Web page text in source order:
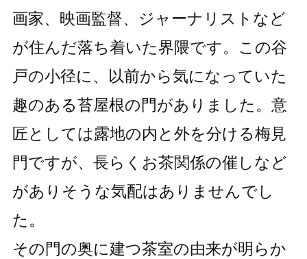
画家、映画監督、ジャーナリストなど
が住んだ落ち着いた界隈です。この谷
戸の小径に、以前から気になっていた
趣のある苔屋根の門がありました。意
匠としては露地の内と外を分ける梅見
門ですが、長らくお茶関係の催しなど
がありそうな気配はありませんでし
た。
その門の奥に建つ茶室の由来が明らか